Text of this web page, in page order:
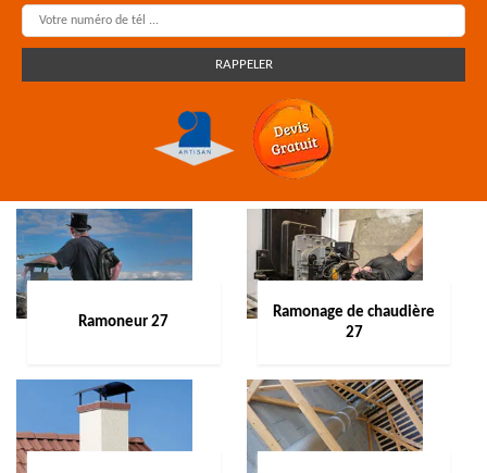
Ramoneur 27
Ramonage de chaudière
27